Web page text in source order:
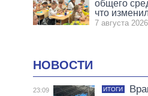
общего
что
7 августа
НОВОСТИ
23:09 ИТОГИ